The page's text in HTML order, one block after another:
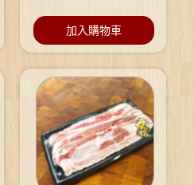
加入購物車